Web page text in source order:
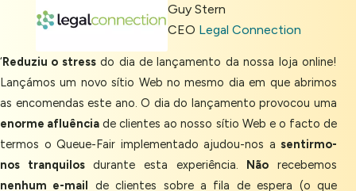
Guy Stern
CEO Legal Connection
‘Reduziu o stressdo dia de lançamento da nossa loja online!
Lançámos um novo sítio Web no mesmo dia em que abrimos
as encomendas este ano. O dia do lançamento provocou uma
enorme afluência de clientes ao nosso sítio Web e o facto de
termos o Queue-Fair implementado ajudou-nos a sentirmo-
nos tranquilosdurante esta experiência. Não recebemos
nenhum e-mail de clientes sobre a fila de espera (o que